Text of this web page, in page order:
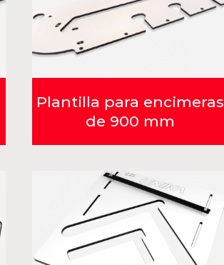
Plantilla para encimeras
de 900 mm